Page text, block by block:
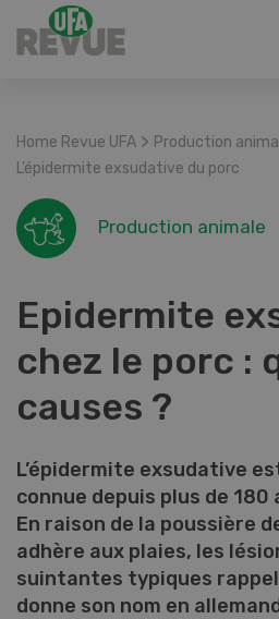
Home Revue UFA > Production
L’épidermite exsudative du porc
Production animale
Epidermite
chez le porc :
causes ?
L’épidermite exsudative
connue depuis plus de 180
En raison de la poussière
adhère aux plaies, les
suintantes typiques
donne son nom en